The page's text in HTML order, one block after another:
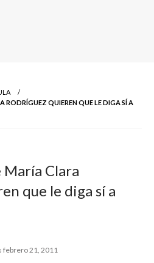
RODRÍGUEZ QUIEREN QUE LE DIGA SÍ A
María Clara
que le diga sí a
febrero 21, 2011